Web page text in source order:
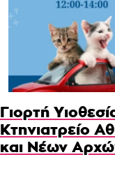
Γιορτή
Κτηνιατρείο
και Νέων